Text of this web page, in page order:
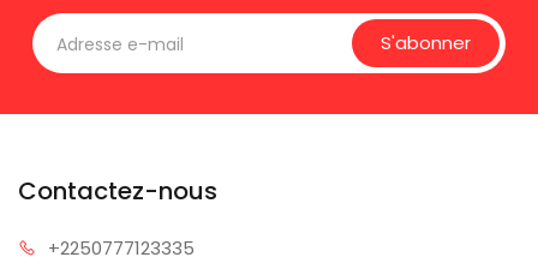
S'abonner
Contactez-nous
+2250777123335